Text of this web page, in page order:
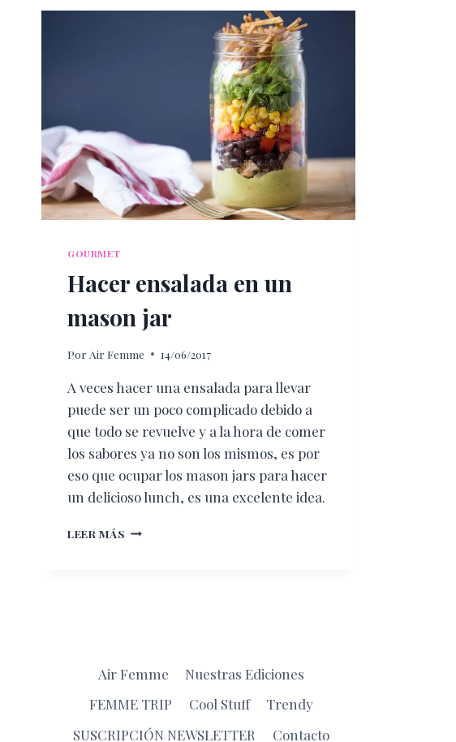
GOURMET
Hacer ensalada en un
mason jar
Por Air Femme 14/06/2017
A veces hacer una ensalada para llevar
puede ser un poco complicado debido a
que todo se revuelve y a la hora de comer
los sabores ya no son los mismos, es por
eso que ocupar los mason jars para hacer
un delicioso lunch, es una excelente idea.
LEER MÁS HACER
Air Femme
Nuestras Ediciones
FEMME TRIP
Cool Stuff
Trendy
SUSCRIPCIÓN NEWSLETTER
Contacto